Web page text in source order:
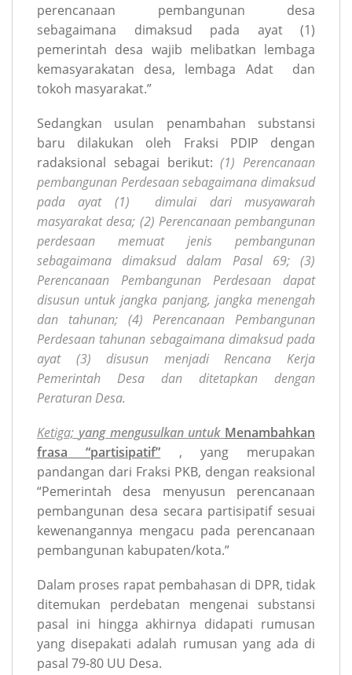
perencanaan pembangunan desa
sebagaimana dimaksud pada ayat (1)
pemerintah desa wajib melibatkan lembaga
kemasyarakatan desa, lembaga Adat dan
tokoh masyarakat.”
Sedangkan usulan penambahan substansi
baru dilakukan oleh Fraksi PDIP dengan
radaksional sebagai berikut:(1) Perencanaan
pembangunan Perdesaan sebagaimana dimaksud
pada ayat (1) dimulai dari musyawarah
masyarakat desa; (2) Perencanaan pembangunan
perdesaan memuat jenis pembangunan
sebagaimana dimaksud dalam Pasal 69; (3)
Perencanaan Pembangunan Perdesaan dapat
disusun untuk jangka panjang, jangka menengah
dan tahunan; (4) Perencanaan Pembangunan
Perdesaan tahunan sebagaimana dimaksud pada
ayat (3) disusun menjadi Rencana Kerja
Pemerintah Desa dan ditetapkan dengan
Peraturan Desa.
Ketiga; yang mengusulkan untuk Menambahkan
frasa “partisipatif” , yang merupakan
pandangan dari Fraksi PKB, dengan reaksional
“Pemerintah desa menyusun perencanaan
pembangunan desa secara partisipatif sesuai
kewenangannya mengacu pada perencanaan
pembangunan kabupaten/kota.”
Dalam proses rapat pembahasan di DPR, tidak
ditemukan perdebatan mengenai substansi
pasal ini hingga akhirnya didapati rumusan
yang disepakati adalah rumusan yang ada di
pasal 79-80 UU Desa.